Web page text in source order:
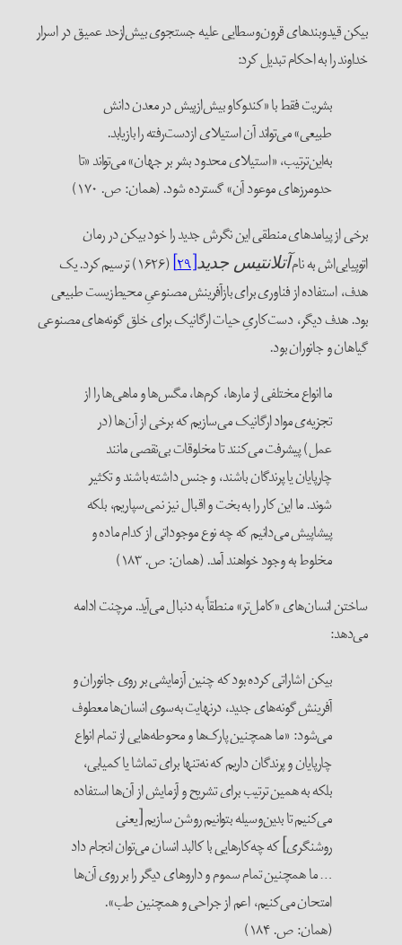
قیدوبندهای قرون‌وسطایی علیه جستجوی بیش‌ازحد عمیق در اسرار
را به احکام تبدیل کرد:
بشریت فقط با «کندوکاو بیش‌ازپیش در معدن دانش
طبیعی» می‌تواند آن استیلای ازدست‌رفته را بازیابد.
به‌این‌ترتیب، «استیلای محدود بشر بر جهان» می‌تواند «تا
حدومرزهای موعود آن» گسترده شود. (همان: ص. ۱۷۰)
از پیامدهای منطقی این نگرش جدید را خود بیکن در رمان
به نامآتلانتیس جدید [۲۹]
(۱۶۲۶) ترسیم کرد. یک
استفاده از فناوری برای بازآفرینش مصنوعیِ محیط‌زیست طبیعی
هدف دیگر، دست‌کاریِ حیات ارگانیک برای خلق گونه‌های مصنوعی
و جانوران بود.
ما انواع مختلفی از مارها، کرم‌ها، مگس‌ها و ماهی‌ها را از
تجزیه‌ی مواد ارگانیک می‌سازیم که برخی از آن‌ها (در
عمل) پیشرفت می‌کنند تا مخلوقات بی‌نقصی مانند
چارپایان یا پرندگان باشند، و جنس داشته باشند و تکثیر
شوند. ما این کار را به بخت و اقبال نیز نمی‌سپاریم، بلکه
پیشاپیش می‌دانیم که چه نوع موجوداتی از کدام ماده و
مخلوط به وجود خواهند آمد. (همان: ص. ۱۸۳)
انسان‌های «کامل‌تر» منطقاً به دنبال می‌آید. مرچنت ادامه
بیکن اشاراتی کرده بود که چنین آزمایشی بر روی جانوران و
آفرینش گونه‌های جدید، درنهایت به‌سوی انسان‌ها معطوف
می‌شود: «ما همچنین پارک‌ها و محوطه‌هایی از تمام انواع
چارپایان و پرندگان داریم که نه‌تنها برای تماشا یا کمیابی،
بلکه به همین ترتیب برای تشریح و آزمایش از آن‌ها استفاده
می‌کنیم تا بدین‌وسیله بتوانیم روشن سازیم [یعنی
روشنگری] که چه‌کارهایی با کالبد انسان می‌توان انجام داد
… ما همچنین تمام سموم و داروهای دیگر را بر روی آن‌ها
امتحان می‌کنیم، اعم از جراحی و همچنین طب».
(همان: ص. ۱۸۴)